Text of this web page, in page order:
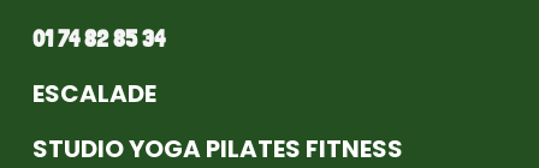
01 74 82 85 34
ESCALADE
STUDIO YOGA PILATES FITNESS